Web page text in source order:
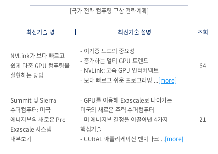
[국가 전략 컴퓨팅 구상 전략계획]
최신기술 명 최신기술 설명 조회
NVLink가 보다 빠르고
쉽게 다중 GPU 컴퓨팅을
실현하는 방법
- 이기종 노드의 중요성
- 증가하는 멀티 GPU 트렌드
- NVLink: 고속 GPU 인터커넥트
- 보다 빠르고 쉬운 프로그래밍 ...[more]
64
Summit 및 Sierra
슈퍼컴퓨터: 미국
에너지부의 새로운 Pre-
Exascale 시스템
내부보기
- GPU를 이용해 Exascale로 나아가는
미국의 새로운 주력 슈퍼컴퓨터
- 미 에너지부 결정을 이끌어낸 4가지
핵심기술
- CORAL 애플리케이션 벤치마크 ...[more]
21